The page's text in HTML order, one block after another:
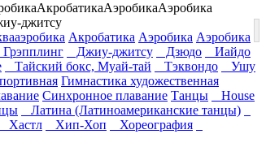
АкробатикаАэробикаАэробика
джитсу
Акробатика Аэробика Аэробика
Грэпплинг Джиу-джитсу Дзюдо
Иайдо
Тайский бокс, Муай-тай Тэквондо
Ушу
Гимнастика художественная
Синхронное плавание Танцы
House
Латина (Латиноамериканские танцы)
Хастл Хип-Хоп
Хореография